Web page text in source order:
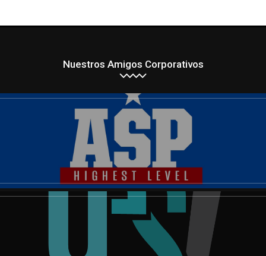
Nuestros Amigos Corporativos